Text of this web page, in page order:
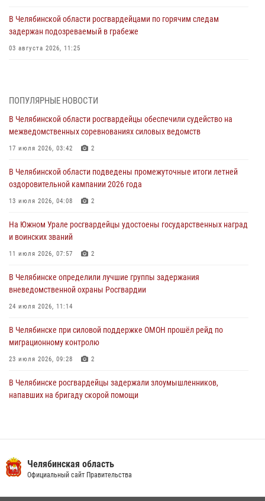
В Челябинской области росгвардейцами по горячим следам
задержан подозреваемый в грабеже
03 августа 2026, 11:25
03 августа 2026, 09:22 1
Авиация Росгвардии совершила более 250 санитарных вылетов в
Донецкой Народной Республике
31 июля 2026, 11:33
Росгвардия обеспечивает безопасность граждан на южном
направлении
31 июля 2026, 11:32
В Уральском округе Росгвардии состоялось заседание
оперативного штаба
30 июля 2026, 10:53
ПОПУЛЯРНЫЕ НОВОСТИ
В Челябинской области росгвардейцы обеспечили судейство на
межведомственных соревнованиях силовых ведомств
17 июля 2026, 03:42 2
В Челябинской области подведены промежуточные итоги летней
оздоровительной кампании 2026 года
13 июля 2026, 04:08 2
На Южном Урале росгвардейцы удостоены государственных наград
и воинских званий
11 июля 2026, 07:57 2
В Челябинске определили лучшие группы задержания
вневедомственной охраны Росгвардии
24 июля 2026, 11:14
В Челябинске при силовой поддержке ОМОН прошёл рейд по
миграционному контролю
23 июля 2026, 09:28 2
В Челябинске росгвардейцы задержали злоумышленников,
напавших на бригаду скорой помощи
13 июля 2026, 03:02 5
Челябинская область
Официальный сайт Правительства